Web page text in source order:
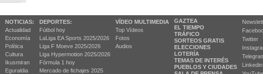
NOTICIAS:
Actualidad
Economía
Política
Cultura
Ikusmiran
Eguraldia
DEPORTES:
Fútbol hoy
LaLiga EA Sports 2025/2026
Liga F Moeve 2025/2026
Liga Hypermotion 2025/2026
Fórmula 1 hoy
Mercado de fichajes 2025
VÍDEO MULTIMEDIA
Top Vídeos
Fotos
Audios
GAZTEA
EL TIEMPO
TRÁFICO
SORTEOS GRATIS
ELECCIONES
LOTERÍA
TEMAS DE INTERÉS
PUEBLOS Y CIUDADES
Twitter
Linkedin